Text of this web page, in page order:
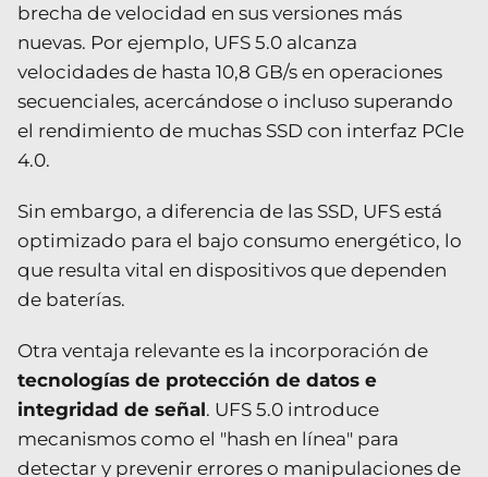
brecha de velocidad en sus versiones más
nuevas. Por ejemplo, UFS 5.0 alcanza
velocidades de hasta 10,8 GB/s en operaciones
secuenciales, acercándose o incluso superando
el rendimiento de muchas SSD con interfaz PCIe
4.0.
Sin embargo, a diferencia de las SSD, UFS está
optimizado para el bajo consumo energético, lo
que resulta vital en dispositivos que dependen
de baterías.
Otra ventaja relevante es la incorporación de
tecnologías de protección de datos e
integridad de señal. UFS 5.0 introduce
mecanismos como el "hash en línea" para
detectar y prevenir errores o manipulaciones de